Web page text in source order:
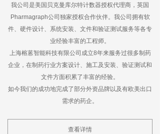
我公司是美国贝克曼库尔特计数器授权代理商，英国
Pharmagraph公司独家授权合作伙伴。我公司拥有软
件、硬件设计、系统安装、文件和验证测试服务等各专
业经验丰富的工程师。
上海榕蒽智能科技有限公司成立8年来服务过很多制药
企业，在制药行业方案设计、施工及安装、验证测试和
文件方面积累了丰富的经验。
如今我们的成功地完成了部分外资品牌以及有欧美出口
需求的药企。
查看详情